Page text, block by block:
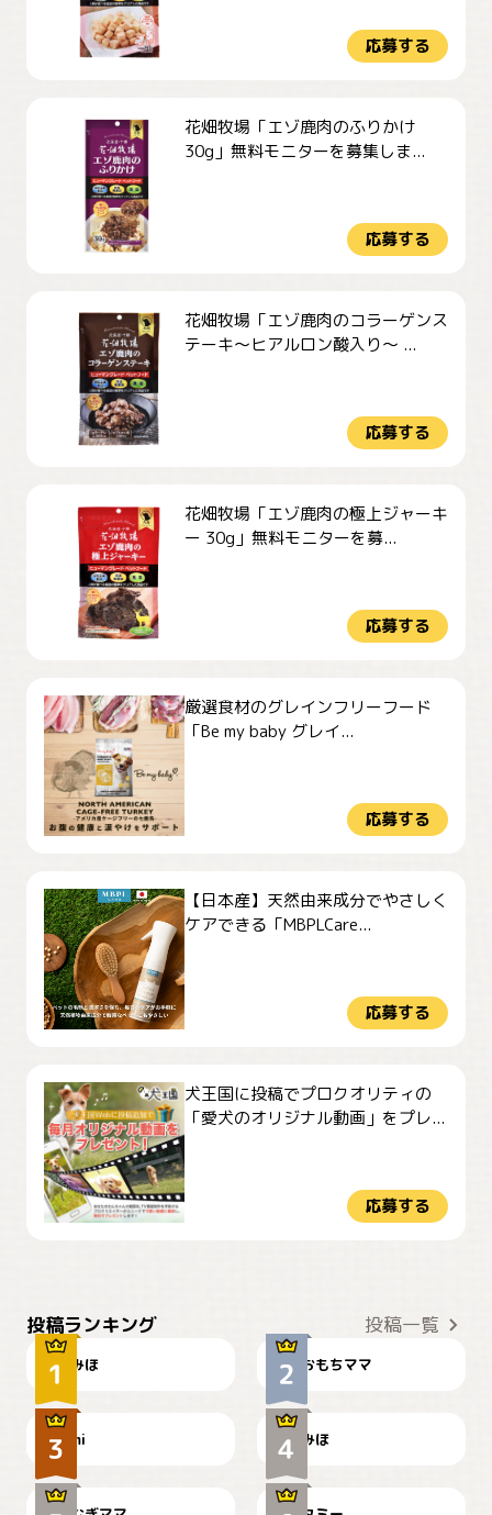
応募する
花畑牧場「エゾ鹿肉のふりかけ
30g」無料モニターを募集しま...
応募する
花畑牧場「エゾ鹿肉のコラーゲンス
テーキ～ヒアルロン酸入り～ ...
応募する
花畑牧場「エゾ鹿肉の極上ジャーキ
ー 30g」無料モニターを募...
応募する
厳選食材のグレインフリーフード
「Be my baby グレイ...
応募する
【日本産】天然由来成分でやさしく
ケアできる「MBPLCare...
応募する
犬王国に投稿でプロクオリティの
「愛犬のオリジナル動画」をプレ...
応募する
投稿ランキング 投稿一覧
みほ おもちママ
可愛い？
mi
見てるぞぉ
みほ
🌻とむぎ！
ドーベルマンのお友達邸に
て